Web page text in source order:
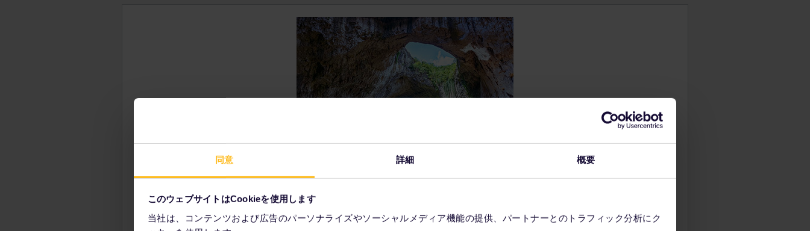
同意 詳細 概要
このウェブサイトはCookieを使用します
当社は、コンテンツおよび広告のパーソナライズやソーシャルメディア機能の提供、パートナーとのトラフィック分析にク
ユーレイルメンバーからのとっておきのアドバイス
おすすめです。こうした場所を訪れる機会も以前より多くなった気がします。リラックスして、心を空っぽにできる場所です。